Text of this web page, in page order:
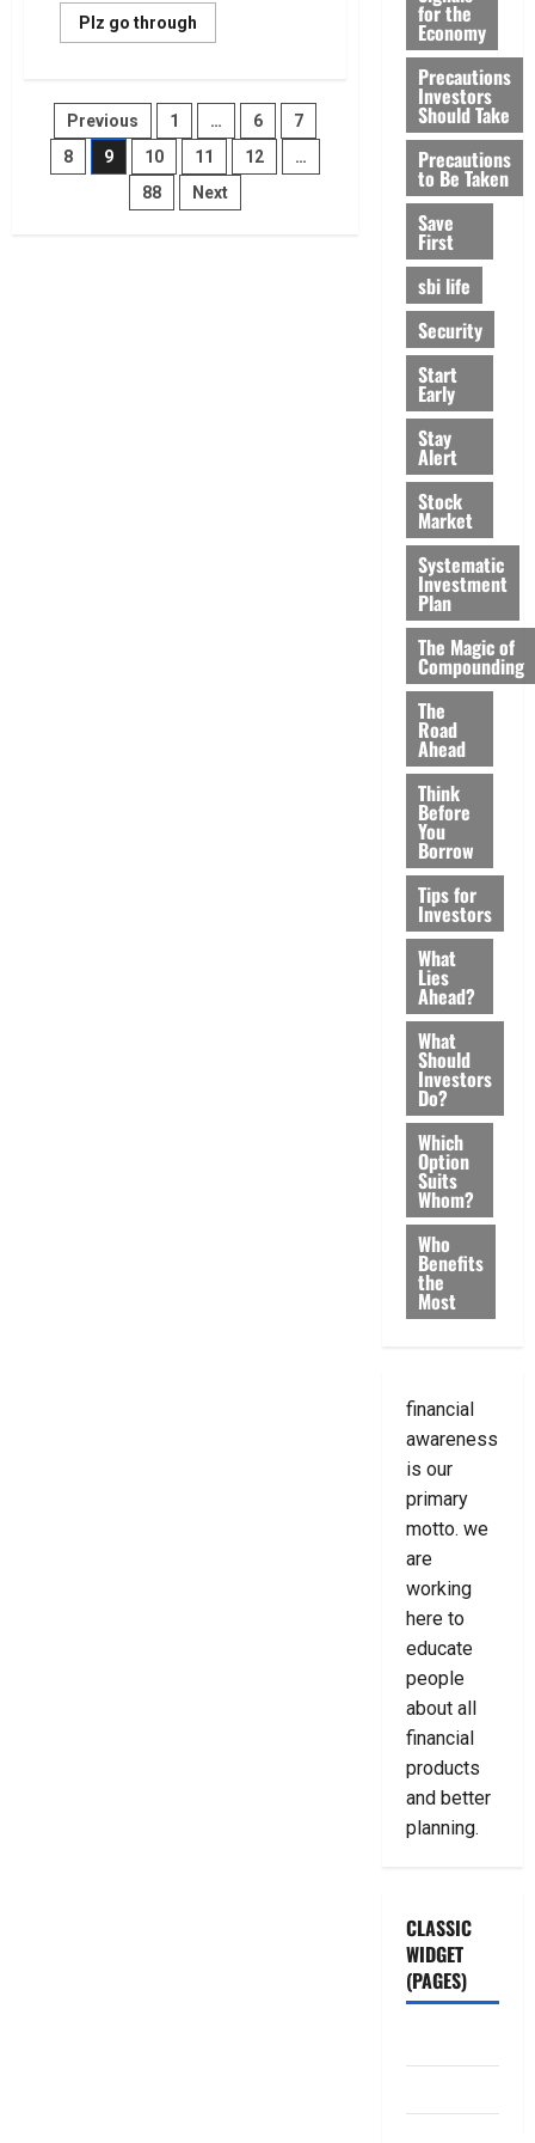
Plz go through
more
యాప్‌లు..
వాస్త‌వాలేంటి?
అస‌లైన
లోన్
యాప్
ఏది?
Instant
Posts
pagination
Previous 1 … 6
7
8
9 10 11 12
…
88
Next
for the
Economy
Precautions
Investors
Should Take
Precautions
to Be Taken
Save
First
sbi life
Security
Start
Early
Stay
Alert
Stock
Market
Systematic
Investment
Plan
The Magic of
Compounding
The
Road
Ahead
Think
Before
You
Borrow
Tips for
Investors
What
Lies
Ahead?
What
Should
Investors
Do?
Which
Option
Suits
Whom?
Who
Benefits
the
Most
financial
awareness
is our
primary
motto. we
are
working
here to
educate
people
about all
financial
products
and better
planning.
CLASSIC
WIDGET
(PAGES)